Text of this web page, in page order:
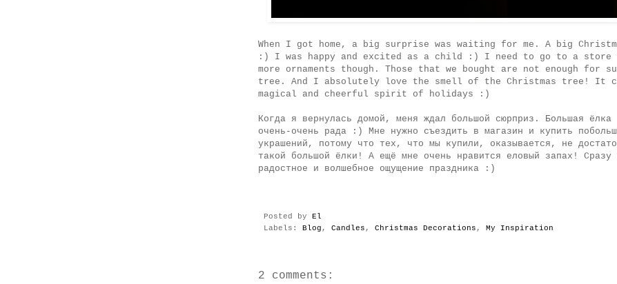
When I got home, a big surprise was waiting for me. A big
:) I was happy and excited as a child :) I need to go to a store
more ornaments though. Those that we bought are not enough for
tree. And I absolutely love the smell of the Christmas tree! It
magical and cheerful spirit of holidays :)
Когда я вернулась домой, меня ждал большой сюрприз. Большая
очень-очень рада :) Мне нужно съездить в магазин и купить
украшений, потому что тех, что мы купили, оказывается, не
такой большой ёлки! А ещё мне очень нравится еловый запах! Сразу
радостное и волшебное ощущение праздника :)
Posted by El
Labels: Blog , Candles , Christmas Decorations , My Inspiration
2 comments: